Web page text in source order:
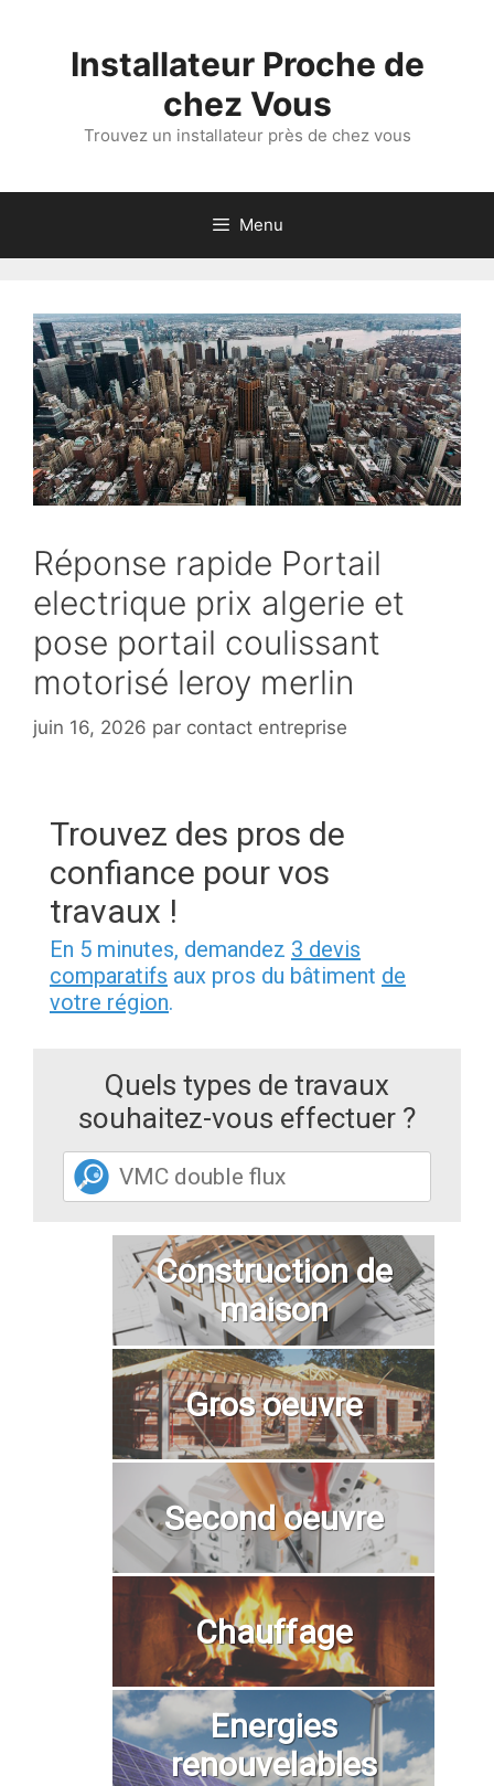
Installateur Proche de
chez Vous
Trouvez un installateur près de chez vous
Menu
Réponse rapide Portail
electrique prix algerie et
pose portail coulissant
motorisé leroy merlin
juin 16, 2026 par contact entreprise
Trouvez des pros de
confiance pour vos
travaux !
En 5 minutes, demandez 3 devis
comparatifs aux pros du bâtiment de
votre région.
Quels types de travaux
souhaitez-vous effectuer ?
Construction de
maison
Gros oeuvre
Second oeuvre
Chauffage
Energies
renouvelables